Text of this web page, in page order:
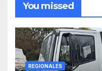
You missed
REGIONALES